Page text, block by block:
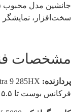
سخت‌افزار، نمایشگر
مشخصات
پردازنده:
فرکانس بوست تا ۵.۵ گیگاهرتز، TDP قابل تنظیم تا ۱۶۰ وات)